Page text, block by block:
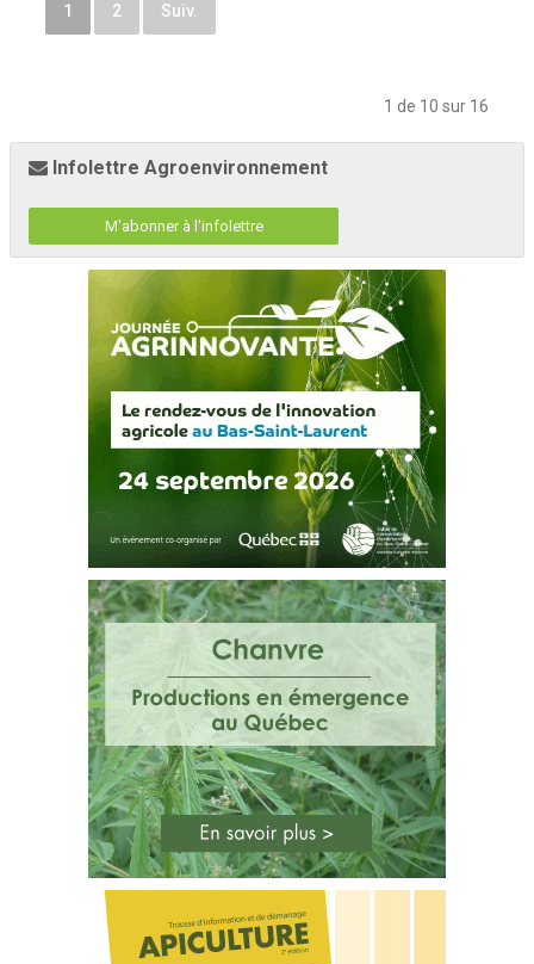
1 2 Suiv.
1 de 10 sur 16
Infolettre Agroenvironnement
M'abonner à l'infolettre